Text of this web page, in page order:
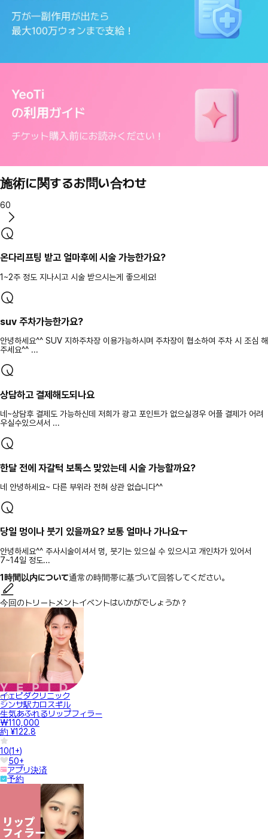
施術に関するお問い合わせ
60
온다리프팅 받고 얼마후에 시술 가능한가요?
1~2주 정도 지나시고 시술 받으시는게 좋으세요!
suv 주차가능한가요?
안녕하세요^^ SUV 지하주차장 이용가능하시며 주차장이 협소하여 주차 시 조심 해
주세요^^ ...
상담하고 결제해도되나요
네~상담후 결제도 가능하신데 저희가 광고 포인트가 없으실경우 어플 결제가 어려
우실수있으셔서 ...
한달 전에 자갈턱 보톡스 맞았는데 시술 가능할까요?
네 안녕하세요~ 다른 부위라 전혀 상관 없습니다^^
당일 멍이나 붓기 있을까요? 보통 얼마나 가나요ㅜ
안녕하세요^^ 주사시술이셔서 멍, 붓기는 있으실 수 있으시고 개인차가 있어서
7~14일 정도...
1時間以内について通常の時間帯に基づいて回答してください。
今回のトリートメントイベントはいかがでしょうか？
イェピダクリニック
シンサ駅カロスギル
生気あふれるリップフィラー
₩110,000
約 ¥122.8
10(1+)
50+
アプリ決済
予約